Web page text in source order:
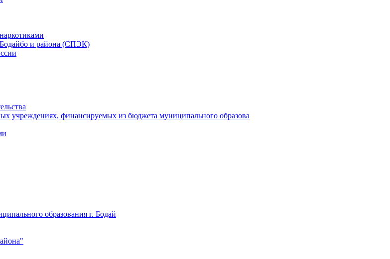
Бодайбо и района (СПЭК)
учреждениях, финансируемых из бюджета муниципального образова
образования г. Бодай